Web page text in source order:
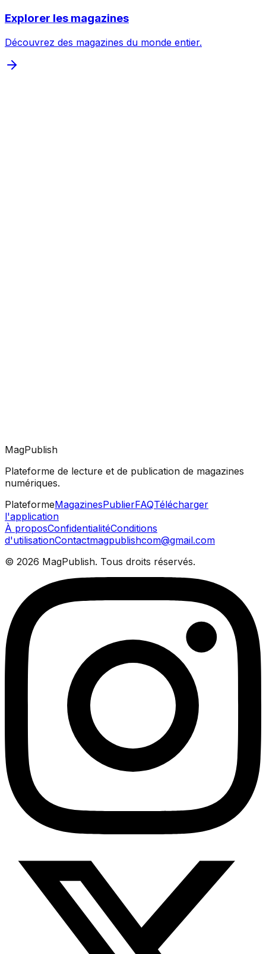
Inspecter
Explorer les magazines
Découvrez des magazines du monde entier.
MagPublish
Plateforme de lecture et de publication de magazines
numériques.
PlateformeMagazinesPublierFAQTélécharger
l'application
À proposConfidentialitéConditions
d'utilisationContactmagpublishcom@gmail.com
© 2026 MagPublish. Tous droits réservés.